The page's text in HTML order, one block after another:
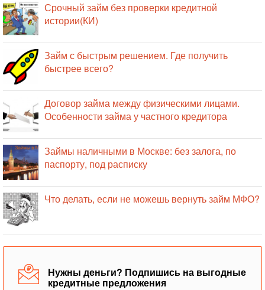
Срочный займ без проверки кредитной
истории(КИ)
Займ с быстрым решением. Где получить
быстрее всего?
Договор займа между физическими лицами.
Особенности займа у частного кредитора
Займы наличными в Москве: без залога, по
паспорту, под расписку
Что делать, если не можешь вернуть займ МФО?
Нужны деньги? Подпишись на выгодные
кредитные предложения